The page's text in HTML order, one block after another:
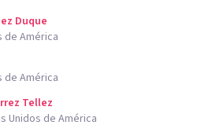
Duque
de América
de América
Tellez
Unidos de América